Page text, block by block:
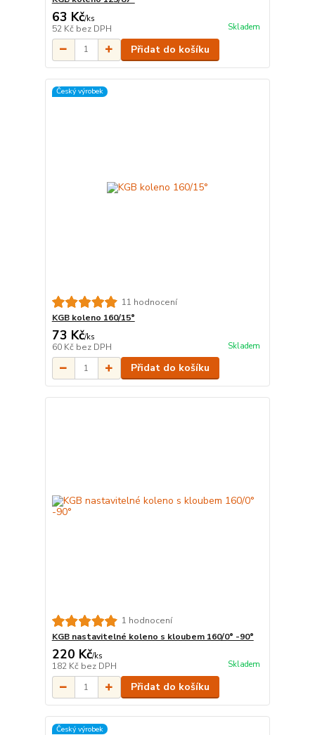
63 Kč/ks
52 Kč bez DPH Skladem
Přidat do košíku
Český výrobek
11 hodnocení
KGB koleno 160/15°
73 Kč/ks
60 Kč bez DPH Skladem
Přidat do košíku
1 hodnocení
KGB nastavitelné koleno s kloubem 160/0° -90°
220 Kč/ks
182 Kč bez DPH Skladem
Přidat do košíku
Český výrobek